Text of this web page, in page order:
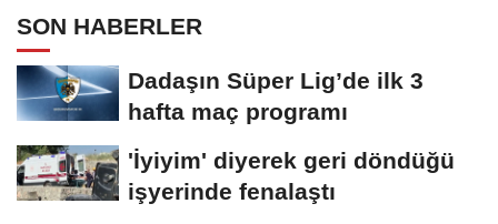
SON HABERLER
Dadaşın Süper Lig’de ilk 3
hafta maç programı
'İyiyim' diyerek geri döndüğü
işyerinde fenalaştı